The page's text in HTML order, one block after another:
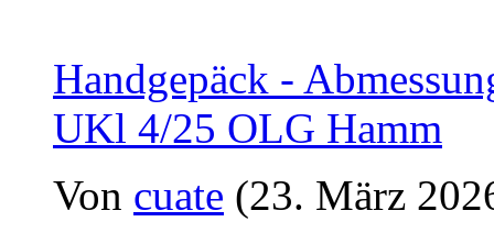
Handgepäck -
UKl 4/25 OLG Hamm
Von cuate (23. März